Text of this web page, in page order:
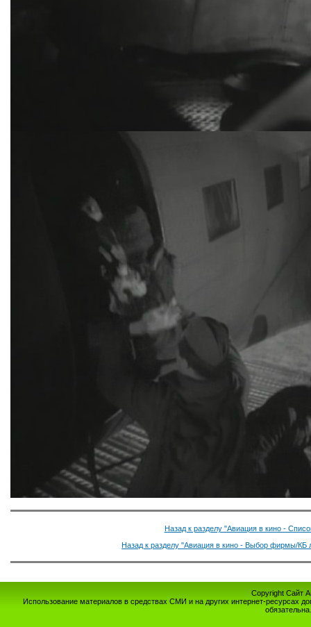
Назад к разделу "Авиация в кино -
Назад к разделу "Авиация в кино - Выбор фирмы/КБ
Copyright Сайт
Использование материалов в средствах СМИ и на других интернет-ресурсах
обязательна.